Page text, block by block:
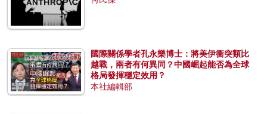
國際關係學者孔永樂博士：將美伊衝突類比
越戰，兩者有何異同？中國崛起能否為全球
格局發揮穩定效用？
本社編輯部